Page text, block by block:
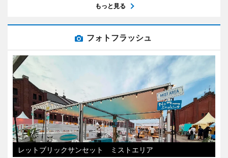
もっと見る
フォトフラッシュ
レットブリックサンセット ミストエリア